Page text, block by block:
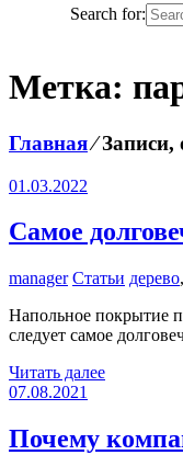
Search for:
Метка:
Главная⁄
01.03.2022
Самое
manager Статьи дерево,
Напольное покрытие
следует самое
Читать далее
07.08.2021
Почему